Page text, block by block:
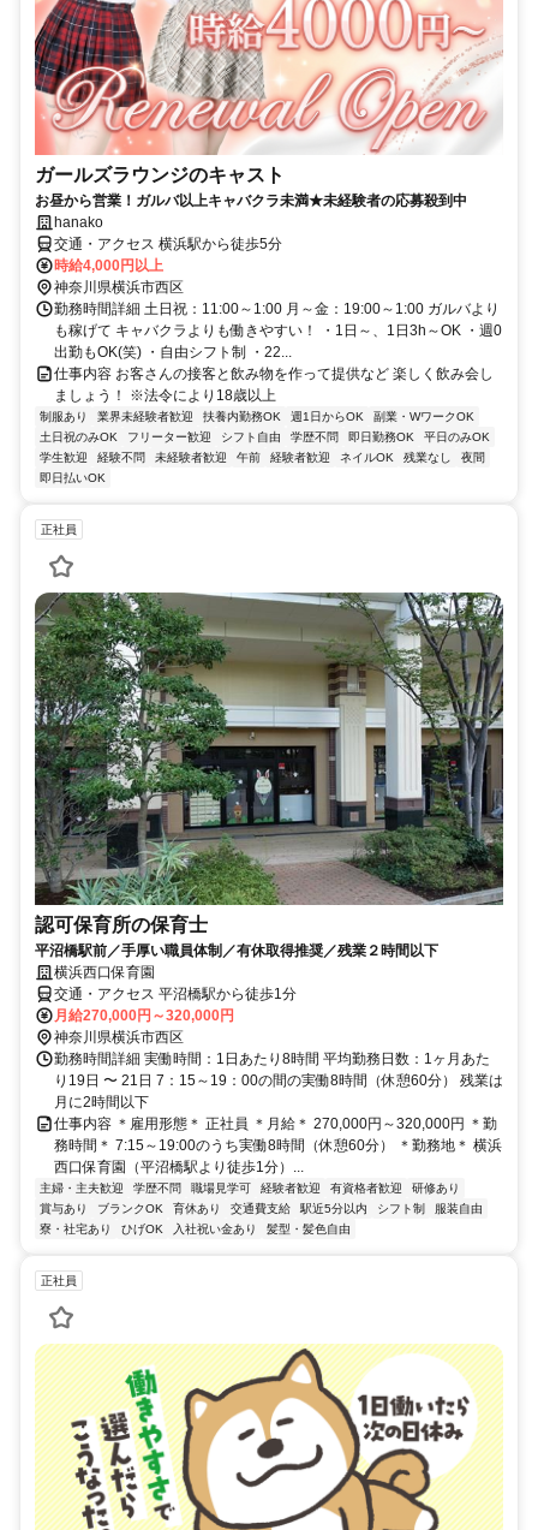
ガールズラウンジのキャスト
お昼から営業！ガルバ以上キャバクラ未満★未経験者の応募殺到中
hanako
交通・アクセス 横浜駅から徒歩5分
時給4,000円以上
神奈川県横浜市西区
勤務時間詳細 土日祝：11:00～1:00 月～金：19:00～1:00 ガルバより
も稼げて キャバクラよりも働きやすい！ ・1日～、1日3h～OK ・週0
出勤もOK(笑) ・自由シフト制 ・22...
仕事内容 お客さんの接客と飲み物を作って提供など 楽しく飲み会し
ましょう！ ※法令により18歳以上
制服あり 業界未経験者歓迎 扶養内勤務OK 週1日からOK
副業・WワークOK
土日祝のみOK
フリーター歓迎 シフト自由 学歴不問 即日勤務OK
平日のみOK
学生歓迎
経験不問 未経験者歓迎 午前 経験者歓迎 ネイルOK 残業なし
夜間
即日払いOK
正社員
認可保育所の保育士
平沼橋駅前／手厚い職員体制／有休取得推奨／残業２時間以下
横浜西口保育園
交通・アクセス 平沼橋駅から徒歩1分
月給270,000円～320,000円
神奈川県横浜市西区
勤務時間詳細 実働時間：1日あたり8時間 平均勤務日数：1ヶ月あた
り19日 〜 21日 7：15～19：00の間の実働8時間（休憩60分） 残業は
月に2時間以下
仕事内容 ＊雇用形態＊ 正社員 ＊月給＊ 270,000円～320,000円 ＊勤
務時間＊ 7:15～19:00のうち実働8時間（休憩60分） ＊勤務地＊ 横浜
西口保育園（平沼橋駅より徒歩1分）...
主婦・主夫歓迎 学歴不問 職場見学可 経験者歓迎 有資格者歓迎
研修あり
賞与あり
ブランクOK 育休あり 交通費支給 駅近5分以内 シフト制
服装自由
寮・社宅あり
ひげOK 入社祝い金あり 髪型・髪色自由
正社員